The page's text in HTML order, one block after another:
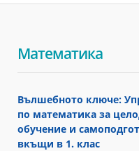
Математика
Вълшебното ключе:
по математика за
обучение и
вкъщи в 1. клас